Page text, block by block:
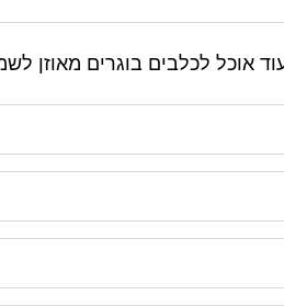
אוכל לכלבים בוגרים מאוזן